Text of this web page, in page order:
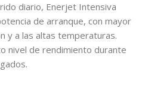
diario, Enerjet Intensiva
de arranque, con mayor
y a las altas temperaturas.
nivel de rendimiento durante